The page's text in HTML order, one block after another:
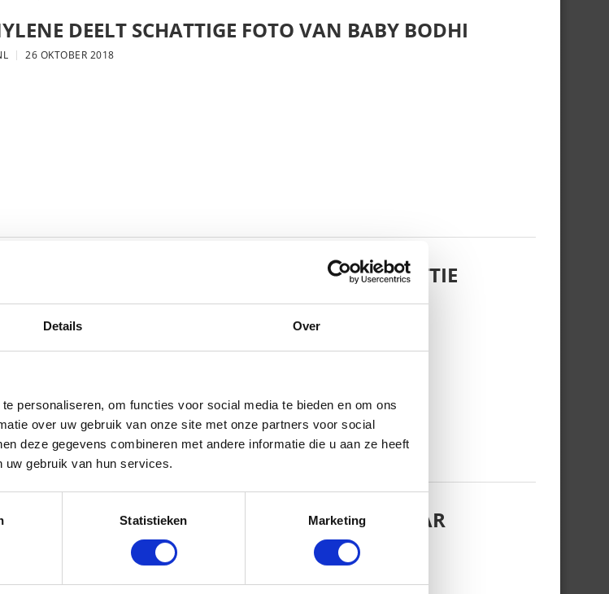
Details Over
personaliseren, om functies voor social media te bieden en om ons
over uw gebruik van onze site met onze partners voor social
deze gegevens combineren met andere informatie die u aan ze heeft
gebruik van hun services.
Statistieken Marketing
DEELT SCHATTIGE FOTO VAN BABY BODHI
26 OKTOBER 2018
KONINGSBERGER MET DOCHTERTJE SCOTTIE
DEELT PRACHTIGE GEZINSFOTO MET HAAR